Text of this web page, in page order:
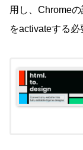
用し、Chrome
をactivateする必